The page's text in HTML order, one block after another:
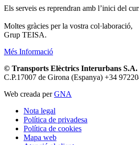
Els serveis es reprendran amb l’inici del
Moltes gràcies per la vostra col·laboració,
Grup TEISA.
Més Informació
© Transports Elèctrics Interurbans S.A.
C.P.17007 de Girona (Espanya) +34
Web creada perGNA
Nota legal
Política de privadesa
Política de cookies
Mapa web